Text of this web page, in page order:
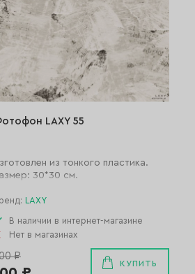
LAXY 55
из тонкого пластика.
30*30 см.
LAXY
В наличии в интернет-магазине
Нет в магазинах
₽
КУПИТЬ